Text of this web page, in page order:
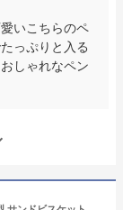
いこちらのペ
っぷりと入る
しゃれなペン